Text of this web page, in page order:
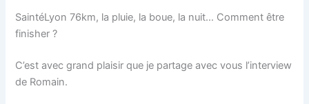
SaintéLyon 76km, la pluie, la boue, la nuit… Comment être
finisher ?
C’est avec grand plaisir que je partage avec vous l’interview
de Romain.